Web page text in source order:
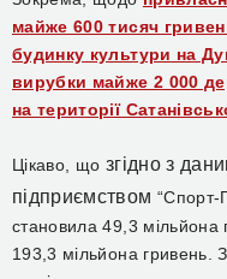
майже 600 тисяч
будинку культури на
вирубки майже 2 000
на території
Цікаво, що згідно з
підприємством “Спорт-
становила 49,3 мільйона
193,3 мільйона гривень.